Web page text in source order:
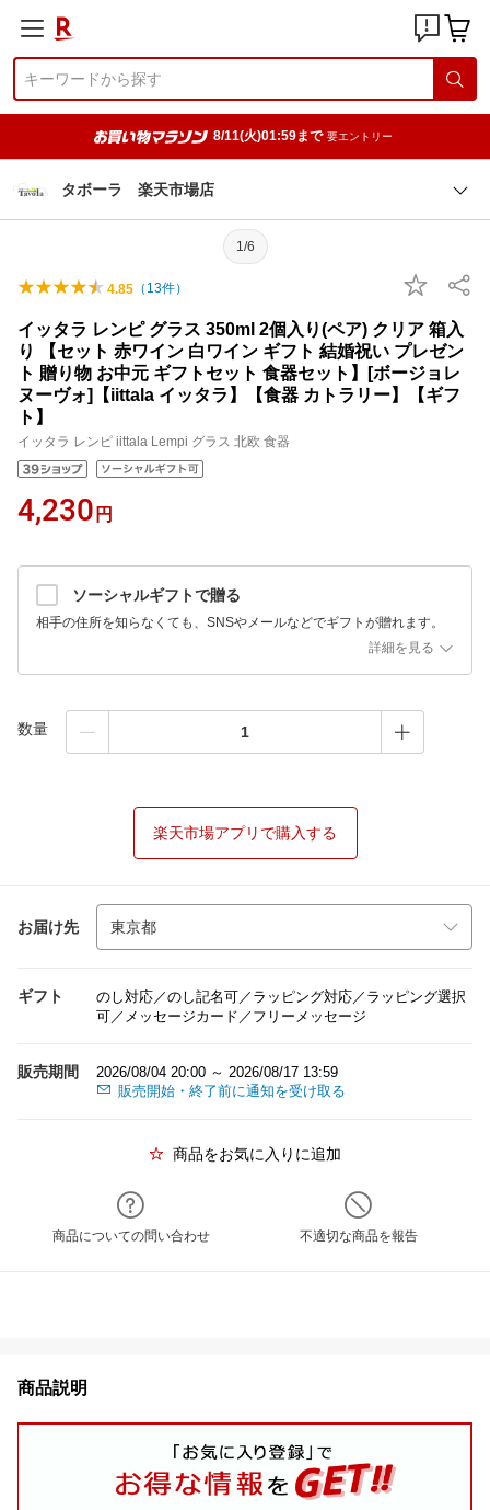
8/11(火)01:59まで 要エントリー
タボーラ 楽天市場店
1/6
4.85 （ 13件）
イッタラ レンピ グラス 350ml 2個入り(ペア) クリア 箱入
り 【セット 赤ワイン 白ワイン ギフト 結婚祝い プレゼン
ト 贈り物 お中元 ギフトセット 食器セット】[ボージョレ
ヌーヴォ]【iittala イッタラ】【食器 カトラリー】【ギフ
ト】
イッタラ レンピ iittala Lempi グラス 北欧 食器
4,230 円
ソーシャルギフトで贈る
相手の住所を知らなくても、SNSやメールなどでギフトが贈れます。
詳細を見る
数量
楽天市場アプリで購入する
お届け先
ギフト
のし対応／のし記名可／ラッピング対応／ラッピング選択
可／メッセージカード／フリーメッセージ
販売期間
2026/08/04 20:00 ～ 2026/08/17 13:59
販売開始・終了前に通知を受け取る
商品をお気に入りに追加
商品についての問い合わせ 不適切な商品を報告
商品説明